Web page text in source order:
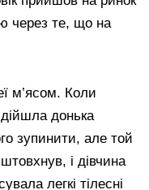
через те, що на
м’ясом. Коли
донька
зупинити, але той
і дівчина
легкі тілесні